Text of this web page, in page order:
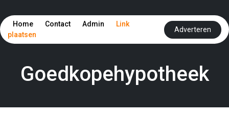
Home Contact Admin
Link
plaatsen
Adverteren
Goedkopehypotheek